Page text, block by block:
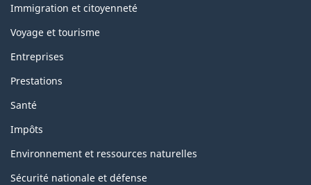
topics
Immigration et citoyenneté
Voyage et tourisme
Entreprises
Prestations
Santé
Impôts
Environnement et ressources naturelles
Sécurité nationale et défense